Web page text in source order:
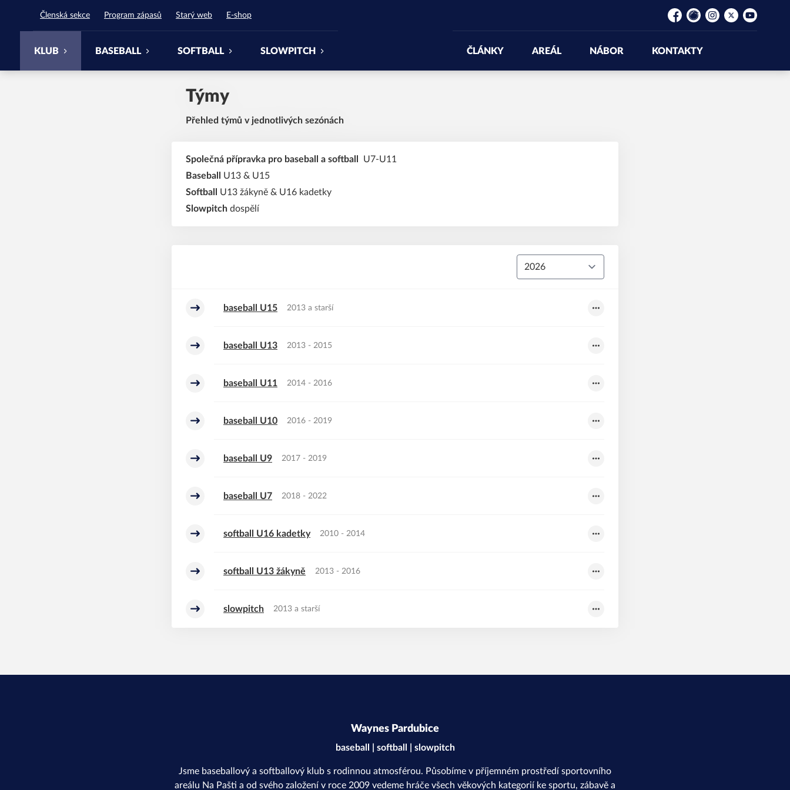
Členská sekce Program zápasů Starý web E-shop
Facebook
Rajče InstagramPlatform X
YouTube
KLUB BASEBALL SOFTBALL SLOWPITCH ČLÁNKY AREÁL NÁBOR KONTAKTY
Týmy
Přehled týmů v jednotlivých sezónách
Společná přípravka pro baseball a softball
U7-U11
Baseball
U13 & U15
Softball
U13 žákyně & U16 kadetky
Slowpitch dospělí
baseball U15 2013 a starší
baseball U13 2013 - 2015
baseball U11 2014 - 2016
baseball U10 2016 - 2019
baseball U9 2017 - 2019
baseball U7 2018 - 2022
softball U16 kadetky 2010 - 2014
softball U13 žákyně 2013 - 2016
slowpitch 2013 a starší
Waynes Pardubice
baseball | softball | slowpitch
Jsme baseballový a softballový klub s rodinnou atmosférou. Působíme v příjemném prostředí sportovního
areálu Na Pašti a od svého založení v roce 2009 vedeme hráče všech věkových kategorií ke sportu, zábavě a